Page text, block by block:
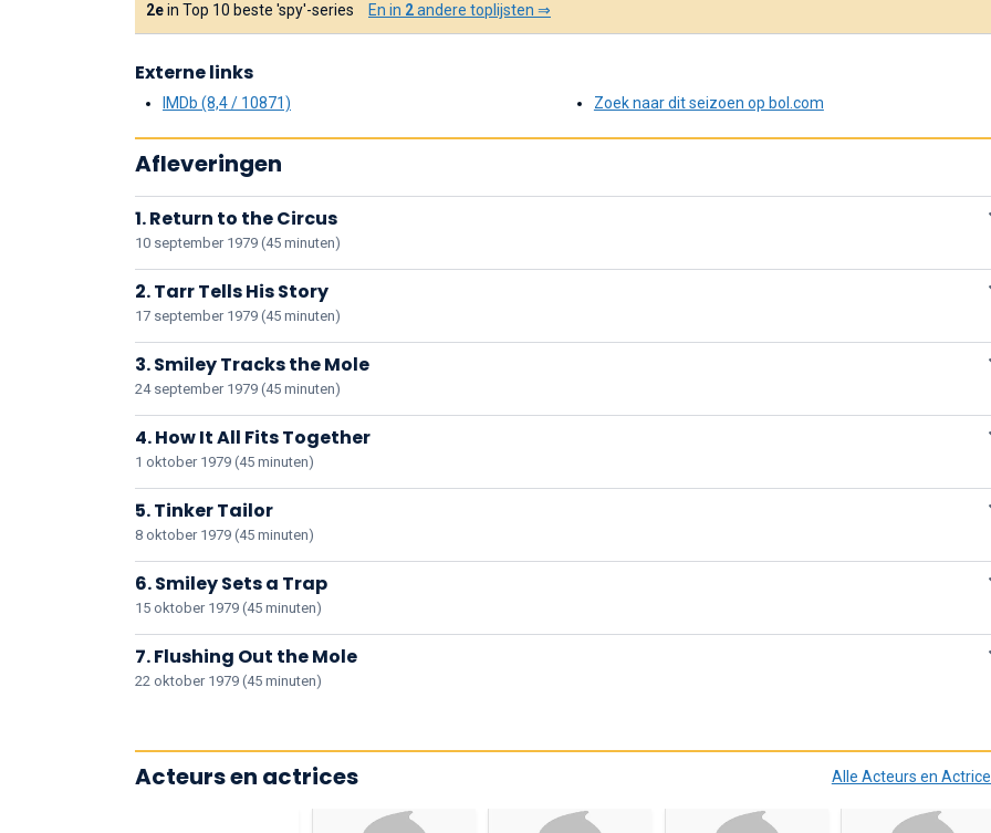
2ein Top 10 beste 'spy'-series En in 2andere toplijsten ⇒
Externe links
IMDb (8,4 / 10871) Zoek naar dit seizoen op bol.com
Afleveringen
1. Return to the Circus
10 september 1979 (45 minuten)
2. Tarr Tells His Story
17 september 1979 (45 minuten)
3. Smiley Tracks the Mole
24 september 1979 (45 minuten)
4. How It All Fits Together
1 oktober 1979 (45 minuten)
5. Tinker Tailor
8 oktober 1979 (45 minuten)
6. Smiley Sets a Trap
15 oktober 1979 (45 minuten)
7. Flushing Out the Mole
22 oktober 1979 (45 minuten)
Alle Acteurs en
Acteurs en actrices